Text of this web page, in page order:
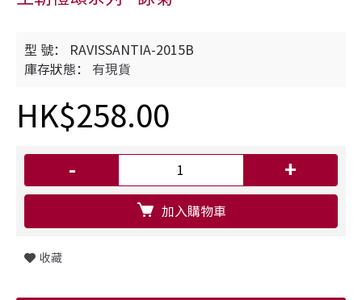
型 號：
RAVISSANTIA-2015B
庫存狀態： 有現貨
HK$258.00
- +
加入購物車
收藏